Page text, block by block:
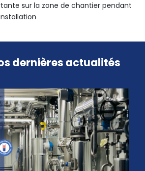
sur la zone de chantier pendant
dernières actualités